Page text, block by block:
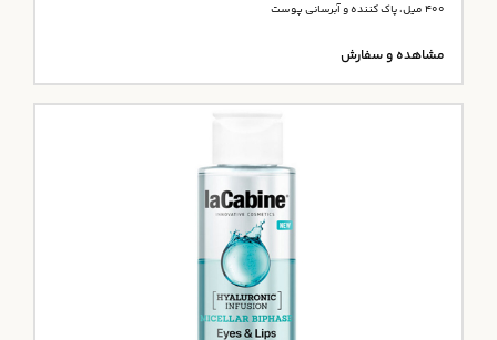
400 میل، پاک کننده و آبرسانی پوست
مشاهده و سفارش